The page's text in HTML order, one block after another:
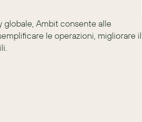
globale, Ambit consente alle
le operazioni, migliorare il